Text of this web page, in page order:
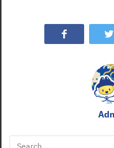
Search